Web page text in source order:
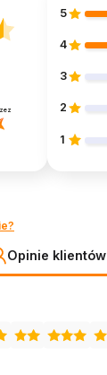
5
4
3
2
1
Opinie klientów